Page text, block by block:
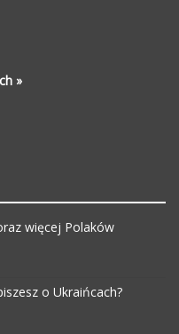
»
więcej Polaków
o Ukraińcach?